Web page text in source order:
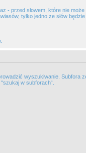
- przed słowem, które nie
tylko jedno ze słów będzie
wyszukiwanie. Subfora
w subforach“.